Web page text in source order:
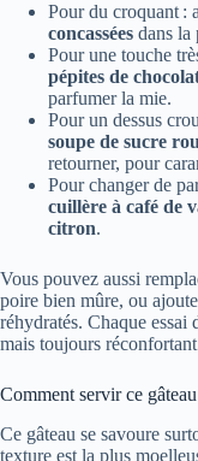
Pour du croquant :
concassées dans la
Pour une touche
pépites de
parfumer la mie.
Pour un dessus
soupe de sucre
retourner, pour
Pour changer de
cuillère à café de
citron.
Vous pouvez aussi
poire bien mûre, ou
réhydratés. Chaque essai
mais toujours
Comment servir ce
Ce gâteau se savoure
texture est la plus